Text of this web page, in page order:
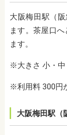
大阪梅田駅（
ます。茶屋口
ます。
※大きさ 小・中
※利用料 300円
大阪梅田駅（